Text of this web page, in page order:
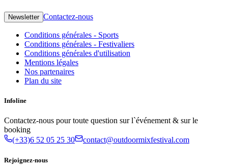
Newsletter Contactez-nous
Conditions générales - Sports
Conditions générales - Festivaliers
Conditions générales d'utilisation
Mentions légales
Nos partenaires
Plan du site
Infoline
Contactez-nous pour toute question sur l`événement & sur le
booking
(+33)6 52 05 25 30
contact@outdoormixfestival.com
Rejoignez-nous